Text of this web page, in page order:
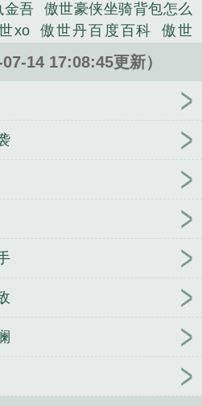
创作的武侠类小说。
金吾
傲世豪侠坐骑背包怎么
xo 傲世丹百度百科
傲世
么意思 傲世狂龙百科
傲世神婿百
傲
百科
傲世官网
aucs
傲世什么
傲世奇侠全
傲世江湖免费阅
我变成系
三
返1977开局狂追清纯小青梅
说好的神
14 17:08:45更新）